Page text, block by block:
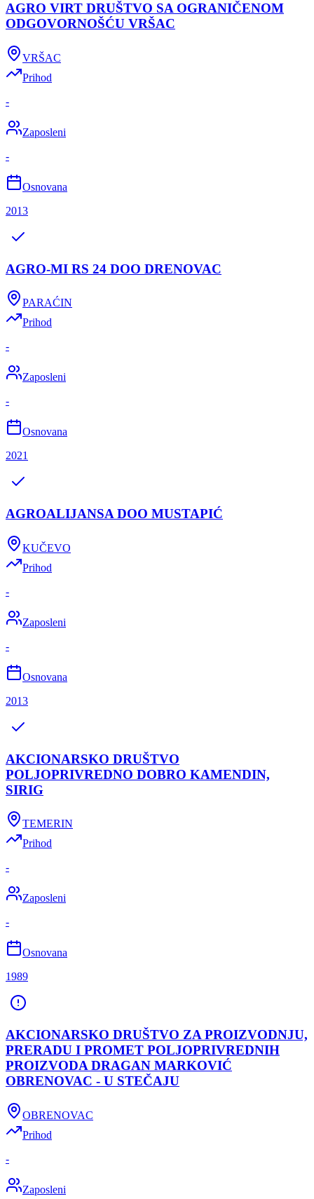
AGRO VIRT DRUŠTVO SA OGRANIČENOM
ODGOVORNOŠĆU VRŠAC
VRŠAC
Prihod
-
Zaposleni
-
Osnovana
2013
AGRO-MI RS 24 DOO DRENOVAC
PARAĆIN
Prihod
-
Zaposleni
-
Osnovana
2021
AGROALIJANSA DOO MUSTAPIĆ
KUČEVO
Prihod
-
Zaposleni
-
Osnovana
2013
AKCIONARSKO DRUŠTVO
POLJOPRIVREDNO DOBRO KAMENDIN,
SIRIG
TEMERIN
Prihod
-
Zaposleni
-
Osnovana
1989
AKCIONARSKO DRUŠTVO ZA PROIZVODNJU,
PRERADU I PROMET POLJOPRIVREDNIH
PROIZVODA DRAGAN MARKOVIĆ
OBRENOVAC - U STEČAJU
OBRENOVAC
Prihod
-
Zaposleni